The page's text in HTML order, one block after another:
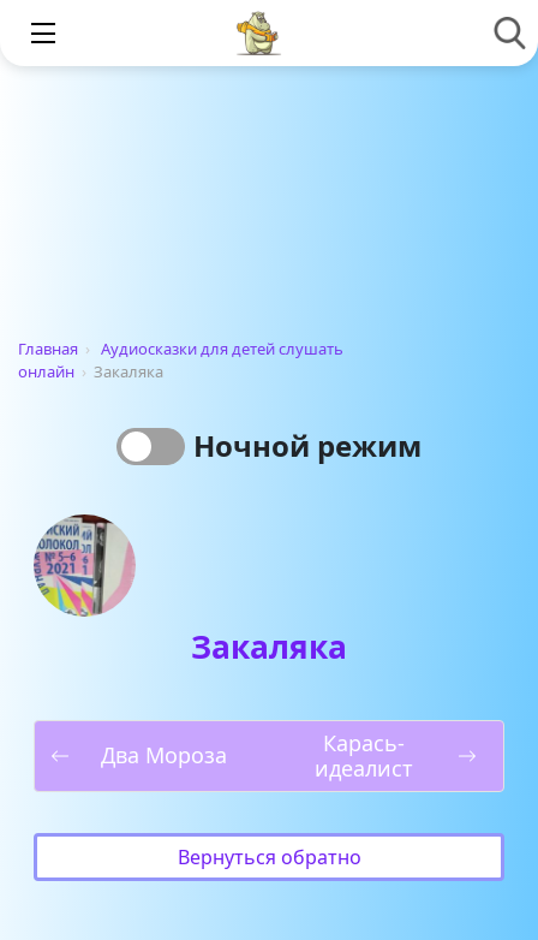
Главная › Аудиосказки для детей слушать
онлайн › Закаляка
Ночной режим
Закаляка
Два Мороза
Карась-
идеалист
Вернуться обратно